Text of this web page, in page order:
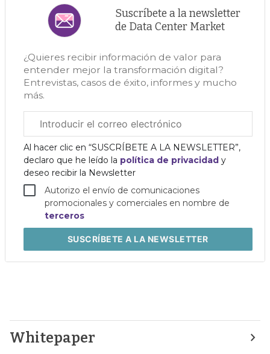
Suscríbete a la newsletter
de Data Center Market
¿Quieres recibir información de valor para
entender mejor la transformación digital?
Entrevistas, casos de éxito, informes y mucho
más.
electrónico
corporativo
Al hacer clic en “SUSCRÍBETE A LA NEWSLETTER”,
declaro que he leído la política de privacidad y
deseo recibir la Newsletter
Autorizo el envío de comunicaciones
promocionales y comerciales en nombre de
terceros
SUSCRÍBETEA LA NEWSLETTER
Whitepaper